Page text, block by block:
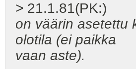
> 21.1.81(PK:)
on väärin asetettu
olotila (ei paikka
vaan aste).